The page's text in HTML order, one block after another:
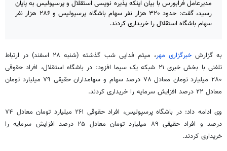
مدیرعامل فرابورس با بیان اینکه پذیره نویسی استقلال و پرسپولیس به پایان
رسید، گفت: حدود ۳۲۰ هزار نفر سهام باشگاه پرسپولیس و ۲۸۶ هزار نفر
سهام باشگاه استقلال را خریداری کردند.
به گزارش خبرگزاری مهر، میثمفدایی
شب گذشته (شنبه ۲۸ اسفند) در ارتباط
تلفنی با بخش خبری ۲۱ شبکه یک سیما افزود: در باشگاه استقلال، افراد حقوقی
۲۸۰ میلیارد تومان معادل ۷۸ درصد سهام و سهامداران حقیقی ۷۹ میلیارد تومان
معادل ۲۲ درصد افزایش سرمایه را خریداری کردند.
وی ادامه داد: در باشگاه پرسپولیس، افراد حقوقی ۲۶۱ میلیارد تومان معادل ۷۴
درصد و افراد حقیقی ۸۹ میلیارد تومان معادل ۲۵ درصد افزایش سرمایه را
خریداری کردند.